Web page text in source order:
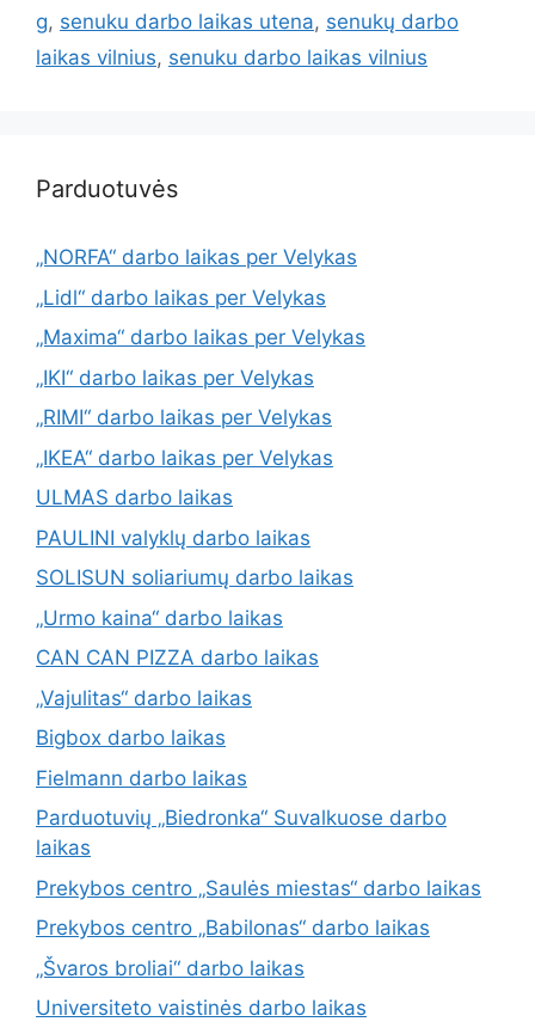
g, senuku darbo laikas utena, senukų darbo
laikas vilnius, senuku darbo laikas vilnius
Parduotuvės
„NORFA“ darbo laikas per Velykas
„Lidl“ darbo laikas per Velykas
„Maxima“ darbo laikas per Velykas
„IKI“ darbo laikas per Velykas
„RIMI“ darbo laikas per Velykas
„IKEA“ darbo laikas per Velykas
ULMAS darbo laikas
PAULINI valyklų darbo laikas
SOLISUN soliariumų darbo laikas
„Urmo kaina“ darbo laikas
CAN CAN PIZZA darbo laikas
„Vajulitas“ darbo laikas
Bigbox darbo laikas
Fielmann darbo laikas
Parduotuvių „Biedronka“ Suvalkuose darbo
laikas
Prekybos centro „Saulės miestas“ darbo laikas
Prekybos centro „Babilonas“ darbo laikas
„Švaros broliai“ darbo laikas
Universiteto vaistinės darbo laikas